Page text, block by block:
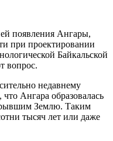
появления Ангары,
при проектировании
Байкальской
вопрос.
недавнему
Ангара образовалась
Землю. Таким
тысяч лет или даже